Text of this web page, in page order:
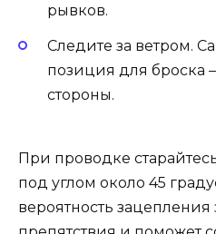
рывков.
Следите за ветром.
позиция для броска
стороны.
При проводке
под углом около 45
вероятность